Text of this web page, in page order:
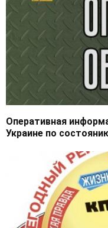
Оперативная
Украине по